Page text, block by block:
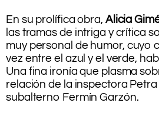
En su prolífica obra, Alicia
las tramas de intriga y crítica
muy personal de humor, cuyo
vez entre el azul y el verde,
Una fina ironía que plasma
relación de la inspectora Petra
subalterno Fermín Garzón.